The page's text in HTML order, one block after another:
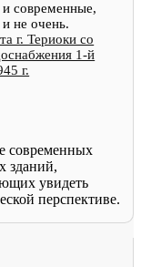
современные,
не очень.
г. Териоки со
1-й
г.
современных
зданий,
увидеть
перспективе.